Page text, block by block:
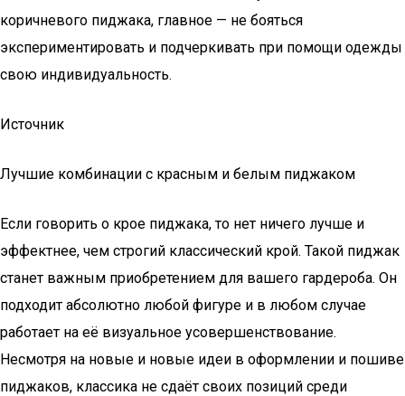
коричневого пиджака, главное — не бояться
экспериментировать и подчеркивать при помощи одежды
свою индивидуальность.
Источник
Лучшие комбинации с красным и белым пиджаком
Если говорить о крое пиджака, то нет ничего лучше и
эффектнее, чем строгий классический крой. Такой пиджак
станет важным приобретением для вашего гардероба. Он
подходит абсолютно любой фигуре и в любом случае
работает на её визуальное усовершенствование.
Несмотря на новые и новые идеи в оформлении и пошиве
пиджаков, классика не сдаёт своих позиций среди